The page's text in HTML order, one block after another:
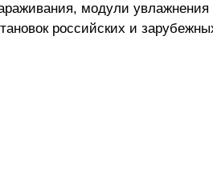
модули
российских и